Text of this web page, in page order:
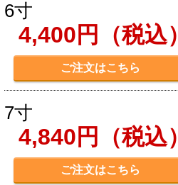
6寸
4,400円（税込）
ご注文はこちら
7寸
4,840円（税込）
ご注文はこちら